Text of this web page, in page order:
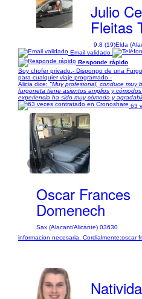
Julio
Fleitas
9,8 (19)Elda
Email validado
Responde rápido
Soy chofer privado.- Dispongo de una
para cualquier viaje programado.-
Alicia dice: "Muy profesional, conduce muy
furgoneta tiene asientos amplios y
experiencia ha sido muy cómoda y
63
1/3
Oscar Frances
Domenech
Sax (Alacant/Alicante) 03630
informacion necesaria. Cordialmente:oscar